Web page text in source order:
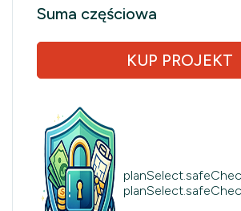
Suma częściowa
KUP PROJEKT